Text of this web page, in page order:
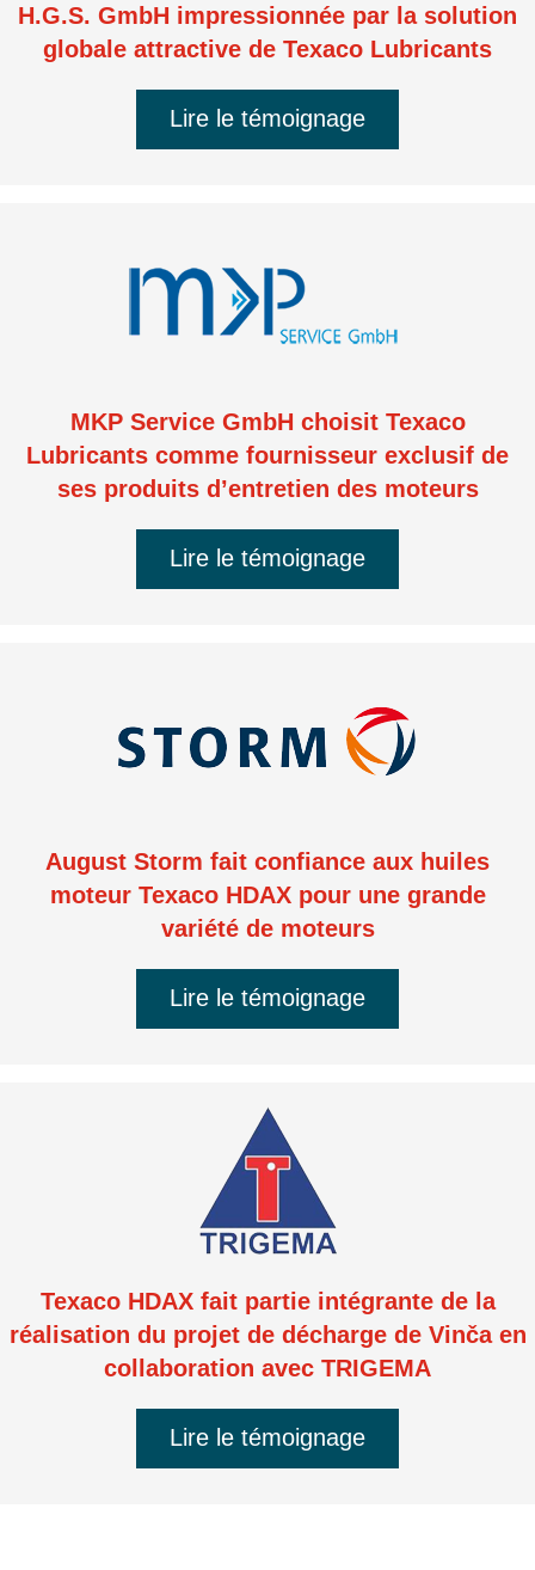
H.G.S. GmbH impressionnée par la solution
globale attractive de Texaco Lubricants
Lire le témoignage
MKP Service GmbH choisit Texaco
Lubricants comme fournisseur exclusif de
ses produits d’entretien des moteurs
Lire le témoignage
August Storm fait confiance aux huiles
moteur Texaco HDAX pour une grande
variété de moteurs
Lire le témoignage
Texaco HDAX fait partie intégrante de la
réalisation du projet de décharge de Vinča en
collaboration avec TRIGEMA
Lire le témoignage